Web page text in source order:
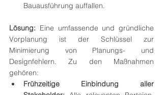
Bauausführung auffallen.
Lösung: Eine umfassende und gründliche
Vorplanung ist der Schlüssel zur
Minimierung von Planungs- und
Designfehlern. Zu den Maßnahmen
gehören:
Frühzeitige Einbindung aller